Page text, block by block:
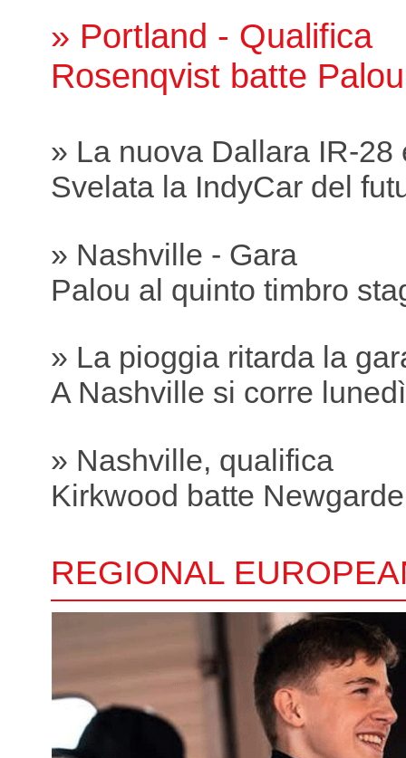
» Portland - Qualifica
Rosenqvist batte Palou
» La nuova Dallara IR-28
Svelata la IndyCar del
» Nashville - Gara
Palou al quinto timbro
» La pioggia ritarda la
A Nashville si corre lunedì
» Nashville, qualifica
Kirkwood batte
REGIONAL